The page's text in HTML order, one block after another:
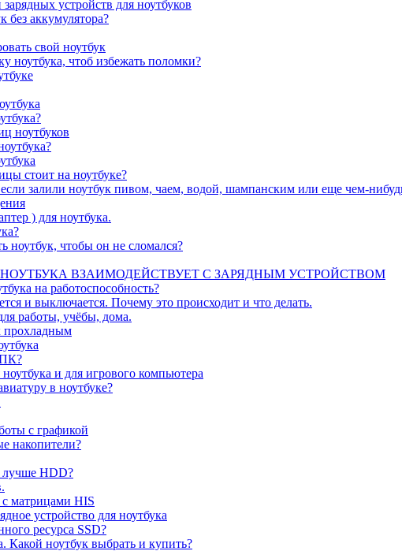
устройств для ноутбуков
аккумулятора?
свой ноутбук
ноутбука, чтоб избежать поломки?
ноутбуков
стоит на ноутбуке?
если залили ноутбук пивом, чаем, водой, шампанским или еще чем-
) для ноутбука.
ноутбук, чтобы он не сломался?
ВЗАИМОДЕЙСТВУЕТ С ЗАРЯДНЫМ УСТРОЙСТВОМ
на работоспособность?
и выключается. Почему это происходит и что делать.
работы, учёбы, дома.
прохладным
ПК?
и для игрового компьютера
в ноутбуке?
с графикой
накопители?
лучше HDD?
матрицами HIS
устройство для ноутбука
ресурса SSD?
Какой ноутбук выбрать и купить?